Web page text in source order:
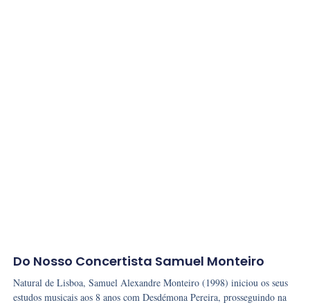
Do Nosso Concertista Samuel Monteiro
Natural de Lisboa, Samuel Alexandre Monteiro (1998) iniciou os seus
estudos musicais aos 8 anos com Desdémona Pereira, prosseguindo na